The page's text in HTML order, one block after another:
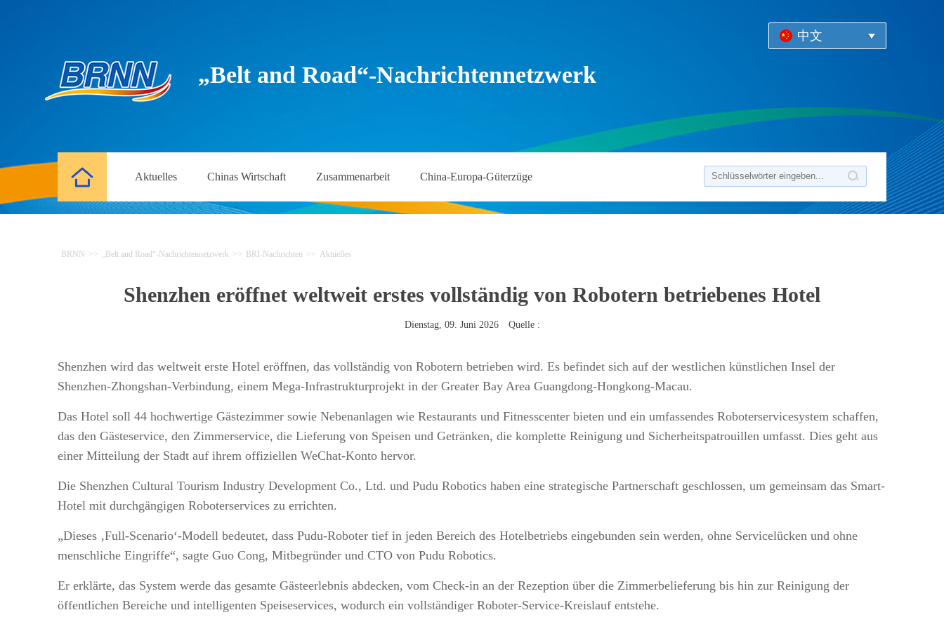
中文
„Belt and Road“-Nachrichtennetzwerk
Aktuelles Chinas Wirtschaft Zusammenarbeit China-Europa-Güterzüge
BRNN >> „Belt and Road“-Nachrichtennetzwerk >> BRI-Nachrichten >> Aktuelles
Shenzhen eröffnet weltweit erstes vollständig von Robotern betriebenes Hotel
Dienstag, 09. Juni 2026 Quelle :
Shenzhen wird das weltweit erste Hotel eröffnen, das vollständig von Robotern betrieben wird. Es befindet sich auf der westlichen künstlichen Insel der
Shenzhen-Zhongshan-Verbindung, einem Mega-Infrastrukturprojekt in der Greater Bay Area Guangdong-Hongkong-Macau.
Das Hotel soll 44 hochwertige Gästezimmer sowie Nebenanlagen wie Restaurants und Fitnesscenter bieten und ein umfassendes Roboterservicesystem schaffen,
das den Gästeservice, den Zimmerservice, die Lieferung von Speisen und Getränken, die komplette Reinigung und Sicherheitspatrouillen umfasst. Dies geht aus
einer Mitteilung der Stadt auf ihrem offiziellen WeChat-Konto hervor.
Die Shenzhen Cultural Tourism Industry Development Co., Ltd. und Pudu Robotics haben eine strategische Partnerschaft geschlossen, um gemeinsam das Smart-
Hotel mit durchgängigen Roboterservices zu errichten.
„Dieses ‚Full-Scenario‘-Modell bedeutet, dass Pudu-Roboter tief in jeden Bereich des Hotelbetriebs eingebunden sein werden, ohne Servicelücken und ohne
menschliche Eingriffe“, sagte Guo Cong, Mitbegründer und CTO von Pudu Robotics.
Er erklärte, das System werde das gesamte Gästeerlebnis abdecken, vom Check-in an der Rezeption über die Zimmerbelieferung bis hin zur Reinigung der
öffentlichen Bereiche und intelligenten Speiseservices, wodurch ein vollständiger Roboter-Service-Kreislauf entstehe.